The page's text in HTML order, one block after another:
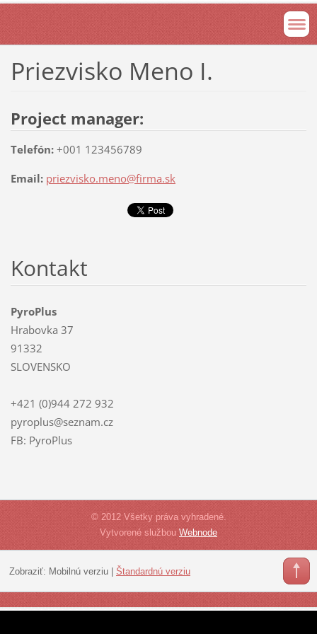
Priezvisko Meno I.
Project manager:
Telefón:+001 123456789
Email: priezvisko.meno@firma.sk
Kontakt
PyroPlus
Hrabovka 37
91332
SLOVENSKO
+421 (0)944 272 932
pyroplus@seznam.cz
FB: PyroPlus
© 2012 Všetky práva vyhradené.
Vytvorené službou Webnode
Zobraziť: Mobilnú verziu| Štandardnú verziu